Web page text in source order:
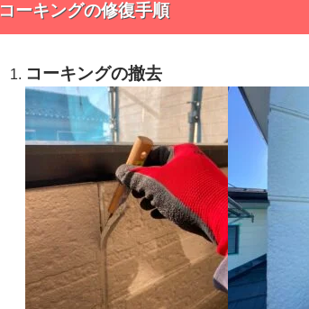
コーキングの修復手順
コーキングの撤去